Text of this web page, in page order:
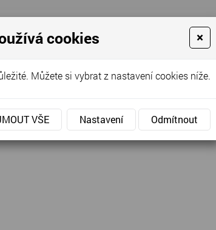
Všechna práva vyhrazena.
cookies ×
Můžete si vybrat z nastavení cookies níže.
VŠE Nastavení Odmítnout